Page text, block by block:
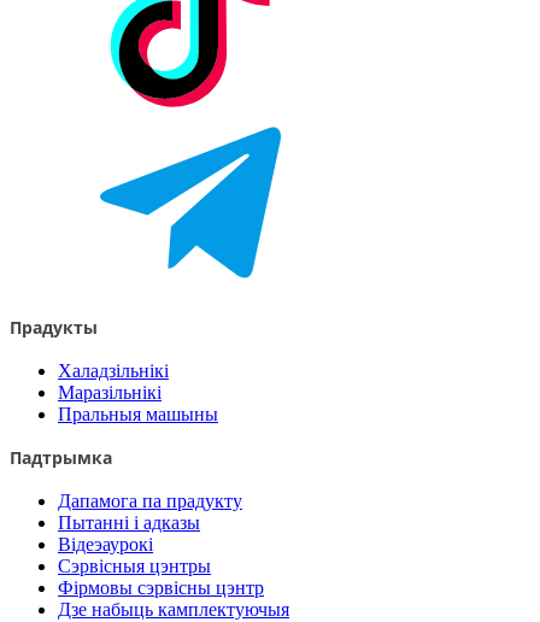
Прадукты
Халадзільнікі
Маразільнікі
Пральныя машыны
Падтрымка
Дапамога па прадукту
Пытанні і адказы
Відеэаурокі
Сэрвісныя цэнтры
Фірмовы сэрвісны цэнтр
Дзе набыць камплектуючыя